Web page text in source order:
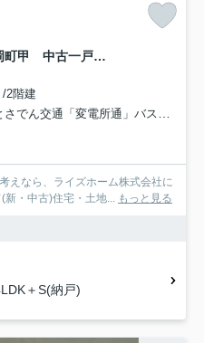
「駐車3台×お庭付」土佐市高岡町甲 中古一戸建て
2階建
さでん交通「変電所通」バス停下車 徒歩3分
えなら、ライズホーム株式会社に
新・中古)住宅・土地... もっと見る
＋S(納戸)